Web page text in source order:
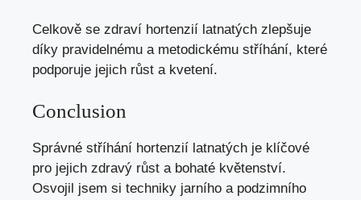
Celkově se zdraví hortenzií latnatých zlepšuje
díky pravidelnému a metodickému stříhání, které
podporuje jejich růst a kvetení.
Conclusion
Správné stříhání hortenzií latnatých je klíčové
pro jejich zdravý růst a bohaté květenství.
Osvojil jsem si techniky jarního a podzimního